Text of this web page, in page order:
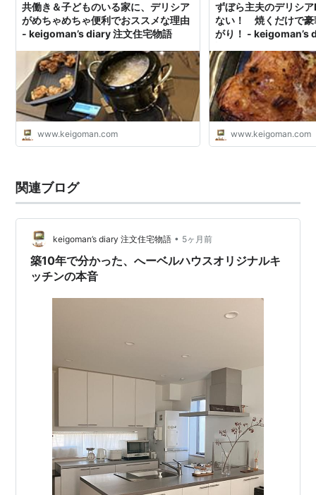
共働き＆子どものいる家に、デリシア
がめちゃめちゃ便利でおススメな理由
- keigoman’s diary 注文住宅物語
www.keigoman.com
ずぼら主夫のデリシ
ない！ 焼くだけで豪
がり！ - keigoman’s
www.keigoman.com
関連ブログ
keigoman’s diary 注文住宅物語 • 5ヶ月前
築10年で分かった、へーベルハウスオリジナルキ
ッチンの本音